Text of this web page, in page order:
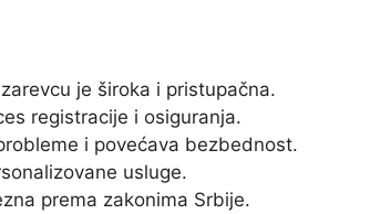
je široka i pristupačna.
registracije i osiguranja.
i povećava bezbednost.
usluge.
prema zakonima Srbije.